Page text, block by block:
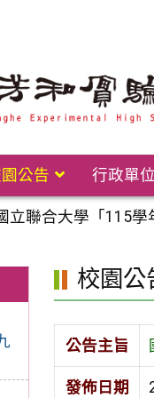
公告 行政單
立聯合大學「115
校園公
公告主旨
發佈日期